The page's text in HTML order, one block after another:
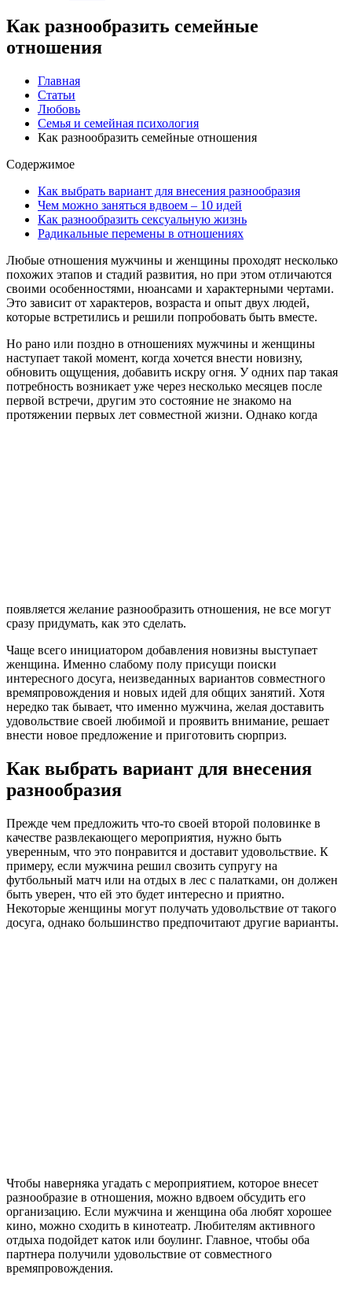
Как разнообразить семейные
отношения
Главная
Статьи
Любовь
Семья и семейная психология
Как разнообразить семейные отношения
Содержимое
Как выбрать вариант для внесения разнообразия
Чем можно заняться вдвоем – 10 идей
Как разнообразить сексуальную жизнь
Радикальные перемены в отношениях
Любые отношения мужчины и женщины проходят несколько
похожих этапов и стадий развития, но при этом отличаются
своими особенностями, нюансами и характерными чертами.
Это зависит от характеров, возраста и опыт двух людей,
которые встретились и решили попробовать быть вместе.
Но рано или поздно в отношениях мужчины и женщины
наступает такой момент, когда хочется внести новизну,
обновить ощущения, добавить искру огня. У одних пар такая
потребность возникает уже через несколько месяцев после
первой встречи, другим это состояние не знакомо на
протяжении первых лет совместной жизни. Однако когда
появляется желание разнообразить отношения, не все могут
сразу придумать, как это сделать.
Чаще всего инициатором добавления новизны выступает
женщина. Именно слабому полу присущи поиски
интересного досуга, неизведанных вариантов совместного
времяпровождения и новых идей для общих занятий. Хотя
нередко так бывает, что именно мужчина, желая доставить
удовольствие своей любимой и проявить внимание, решает
внести новое предложение и приготовить сюрприз.
Как выбрать вариант для внесения
разнообразия
Прежде чем предложить что-то своей второй половинке в
качестве развлекающего мероприятия, нужно быть
уверенным, что это понравится и доставит удовольствие. К
примеру, если мужчина решил свозить супругу на
футбольный матч или на отдых в лес с палатками, он должен
быть уверен, что ей это будет интересно и приятно.
Некоторые женщины могут получать удовольствие от такого
досуга, однако большинство предпочитают другие варианты.
Чтобы наверняка угадать с мероприятием, которое внесет
разнообразие в отношения, можно вдвоем обсудить его
организацию. Если мужчина и женщина оба любят хорошее
кино, можно сходить в кинотеатр. Любителям активного
отдыха подойдет каток или боулинг. Главное, чтобы оба
партнера получили удовольствие от совместного
времяпровождения.